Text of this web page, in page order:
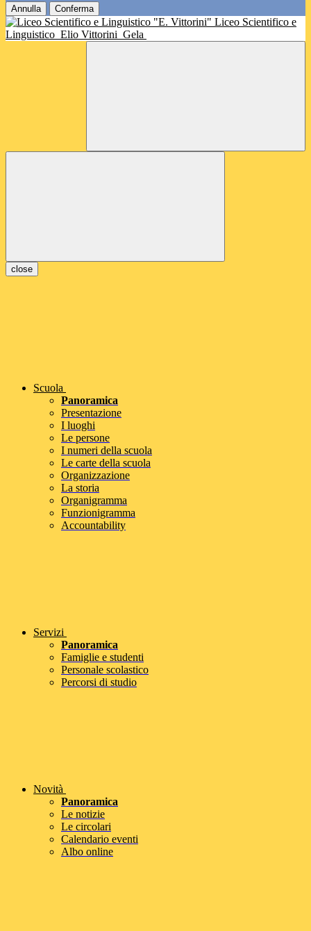
Annulla Conferma
Liceo Scientifico e
Linguistico Elio Vittorini Gela
close
Scuola
Panoramica
Presentazione
I luoghi
Le persone
I numeri della scuola
Le carte della scuola
Organizzazione
La storia
Organigramma
Funzionigramma
Accountability
Servizi
Panoramica
Famiglie e studenti
Personale scolastico
Percorsi di studio
Novità
Panoramica
Le notizie
Le circolari
Calendario eventi
Albo online